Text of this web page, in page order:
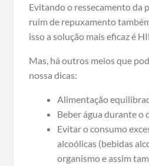
Evitando o ressecamento da
ruim de repuxamento
isso a solução mais eficaz é
Mas, há outros meios que
nossa dicas:
Alimentação
Beber água durante o
Evitar o consumo
alcoólicas (bebidas
organismo e assim